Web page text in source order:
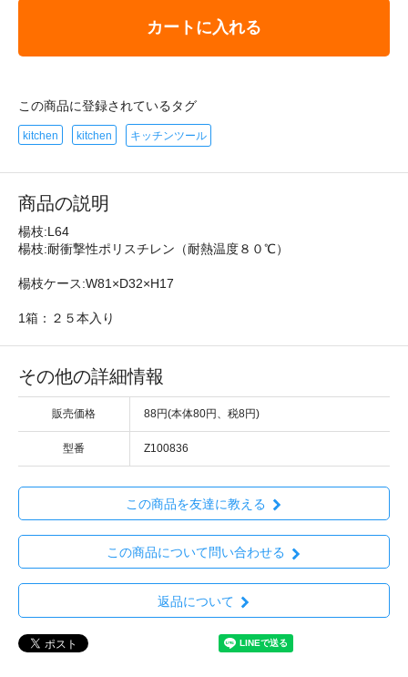
カートに入れる
この商品に登録されているタグ
kitchen kitchen キッチンツール
商品の説明
楊枝:L64
楊枝:耐衝撃性ポリスチレン（耐熱温度８０℃）
楊枝ケース:W81×D32×H17
1箱：２５本入り
その他の詳細情報
販売価格 88円(本体80円、税8円)
型番 Z100836
この商品を友達に教える
この商品について問い合わせる
返品について